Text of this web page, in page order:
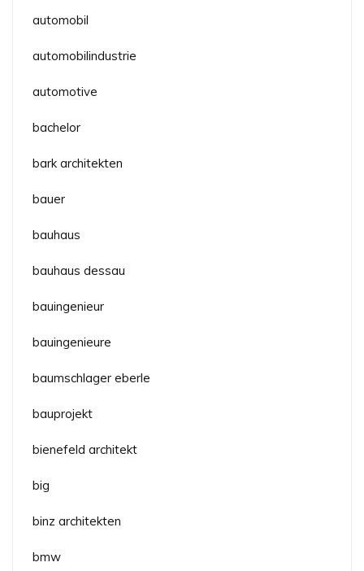
automobil
automobilindustrie
automotive
bachelor
bark architekten
bauer
bauhaus
bauhaus dessau
bauingenieur
bauingenieure
baumschlager eberle
bauprojekt
bienefeld architekt
big
binz architekten
bmw